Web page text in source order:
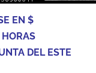
EN $
DEL ESTE